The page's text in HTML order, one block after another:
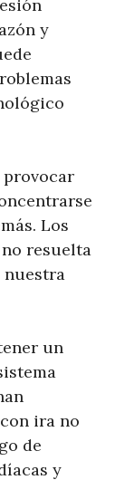
y
provocar
Los
resuelta
nuestra
un
ira no
de
y